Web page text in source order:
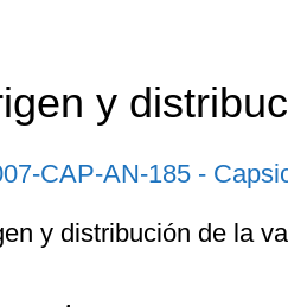
y
y distribución de la